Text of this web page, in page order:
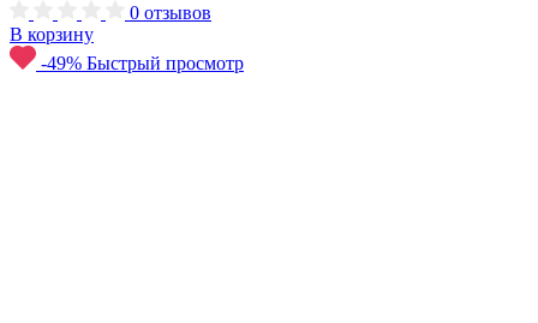
0 отзывов
В корзину
-49% Быстрый просмотр